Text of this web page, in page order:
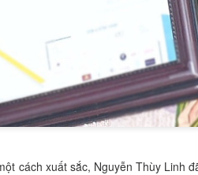
cách xuất sắc, Nguyễn Thùy Linh
Á hậu Hoàn cầu Trần Di Linh
thống với Áo Dài
không khí cả nước đang nô nức chào
Trần Di Linh - Hoa hậu Hoàn cầu Việt
- đã trình làng bộ ảnh đặc biệt,
lên mình tà áo dài trắng tinh khôi, Á
thanh lịch, dịu dàng nhưng cũng không